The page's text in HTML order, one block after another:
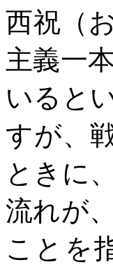
西祝（
主義一
いると
すが、
ときに
流れが
ことを